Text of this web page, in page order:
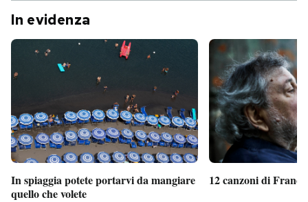
In evidenza
In spiaggia potete portarvi da mangiare
quello che volete
12 canzoni di